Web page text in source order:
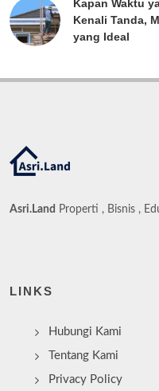
Kapan Waktu
Kenali Tanda,
yang Ideal
Asri.Land Properti , Bisnis ,
LINKS
Hubungi Kami
Tentang Kami
Privacy Policy